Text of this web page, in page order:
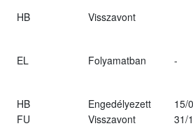
HB
Visszavont
EL Folyamatban -
HB Engedélyezett
15/
FU Visszavont
31/